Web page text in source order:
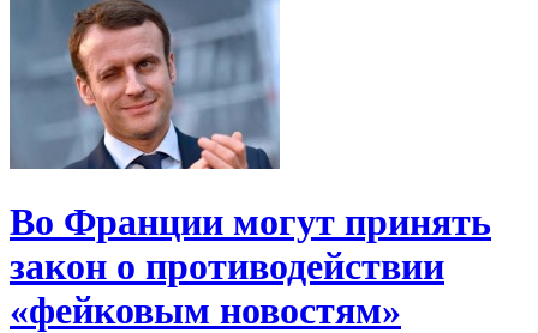
Во Франции могут принять
закон о противодействии
«фейковым новостям»